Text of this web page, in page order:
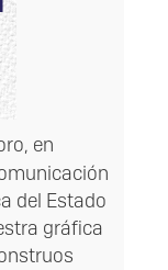
en
del Estado
gráfica